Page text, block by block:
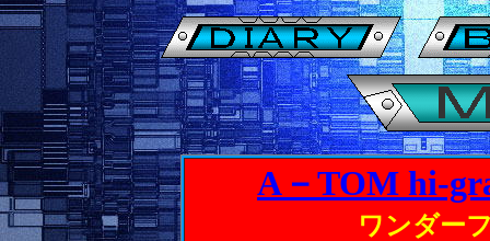
A－TOM hi-
ワンダー